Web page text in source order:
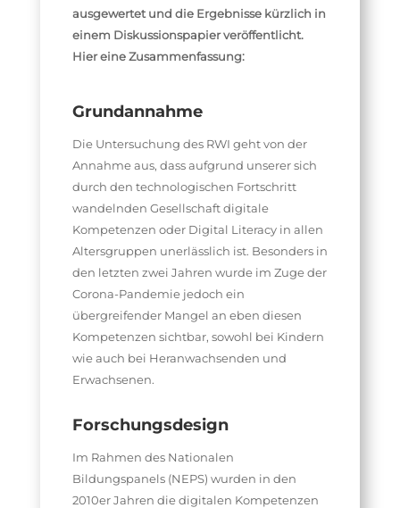
ausgewertet und die Ergebnisse kürzlich in
einem Diskussionspapier veröffentlicht.
Hier eine Zusammenfassung:
Grundannahme
Die Untersuchung des RWI geht von der
Annahme aus, dass aufgrund unserer sich
durch den technologischen Fortschritt
wandelnden Gesellschaft digitale
Kompetenzen oder Digital Literacy in allen
Altersgruppen unerlässlich ist. Besonders in
den letzten zwei Jahren wurde im Zuge der
Corona-Pandemie jedoch ein
übergreifender Mangel an eben diesen
Kompetenzen sichtbar, sowohl bei Kindern
wie auch bei Heranwachsenden und
Erwachsenen.
Forschungsdesign
Im Rahmen des Nationalen
Bildungspanels (NEPS) wurden in den
2010er Jahren die digitalen Kompetenzen